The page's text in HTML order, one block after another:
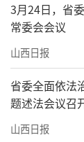
3月24日，省
常委会会议
山西日报
省委全面依法
题述法会议召
山西日报